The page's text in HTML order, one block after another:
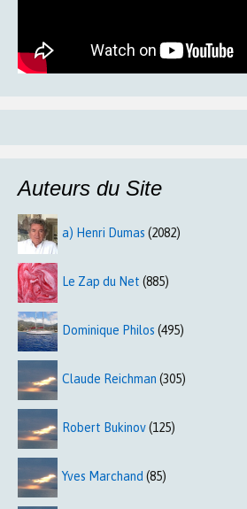
Auteurs du Site
a) Henri Dumas (2082)
Le Zap du Net (885)
Dominique Philos (495)
Claude Reichman (305)
Robert Bukinov(125)
Yves Marchand (85)